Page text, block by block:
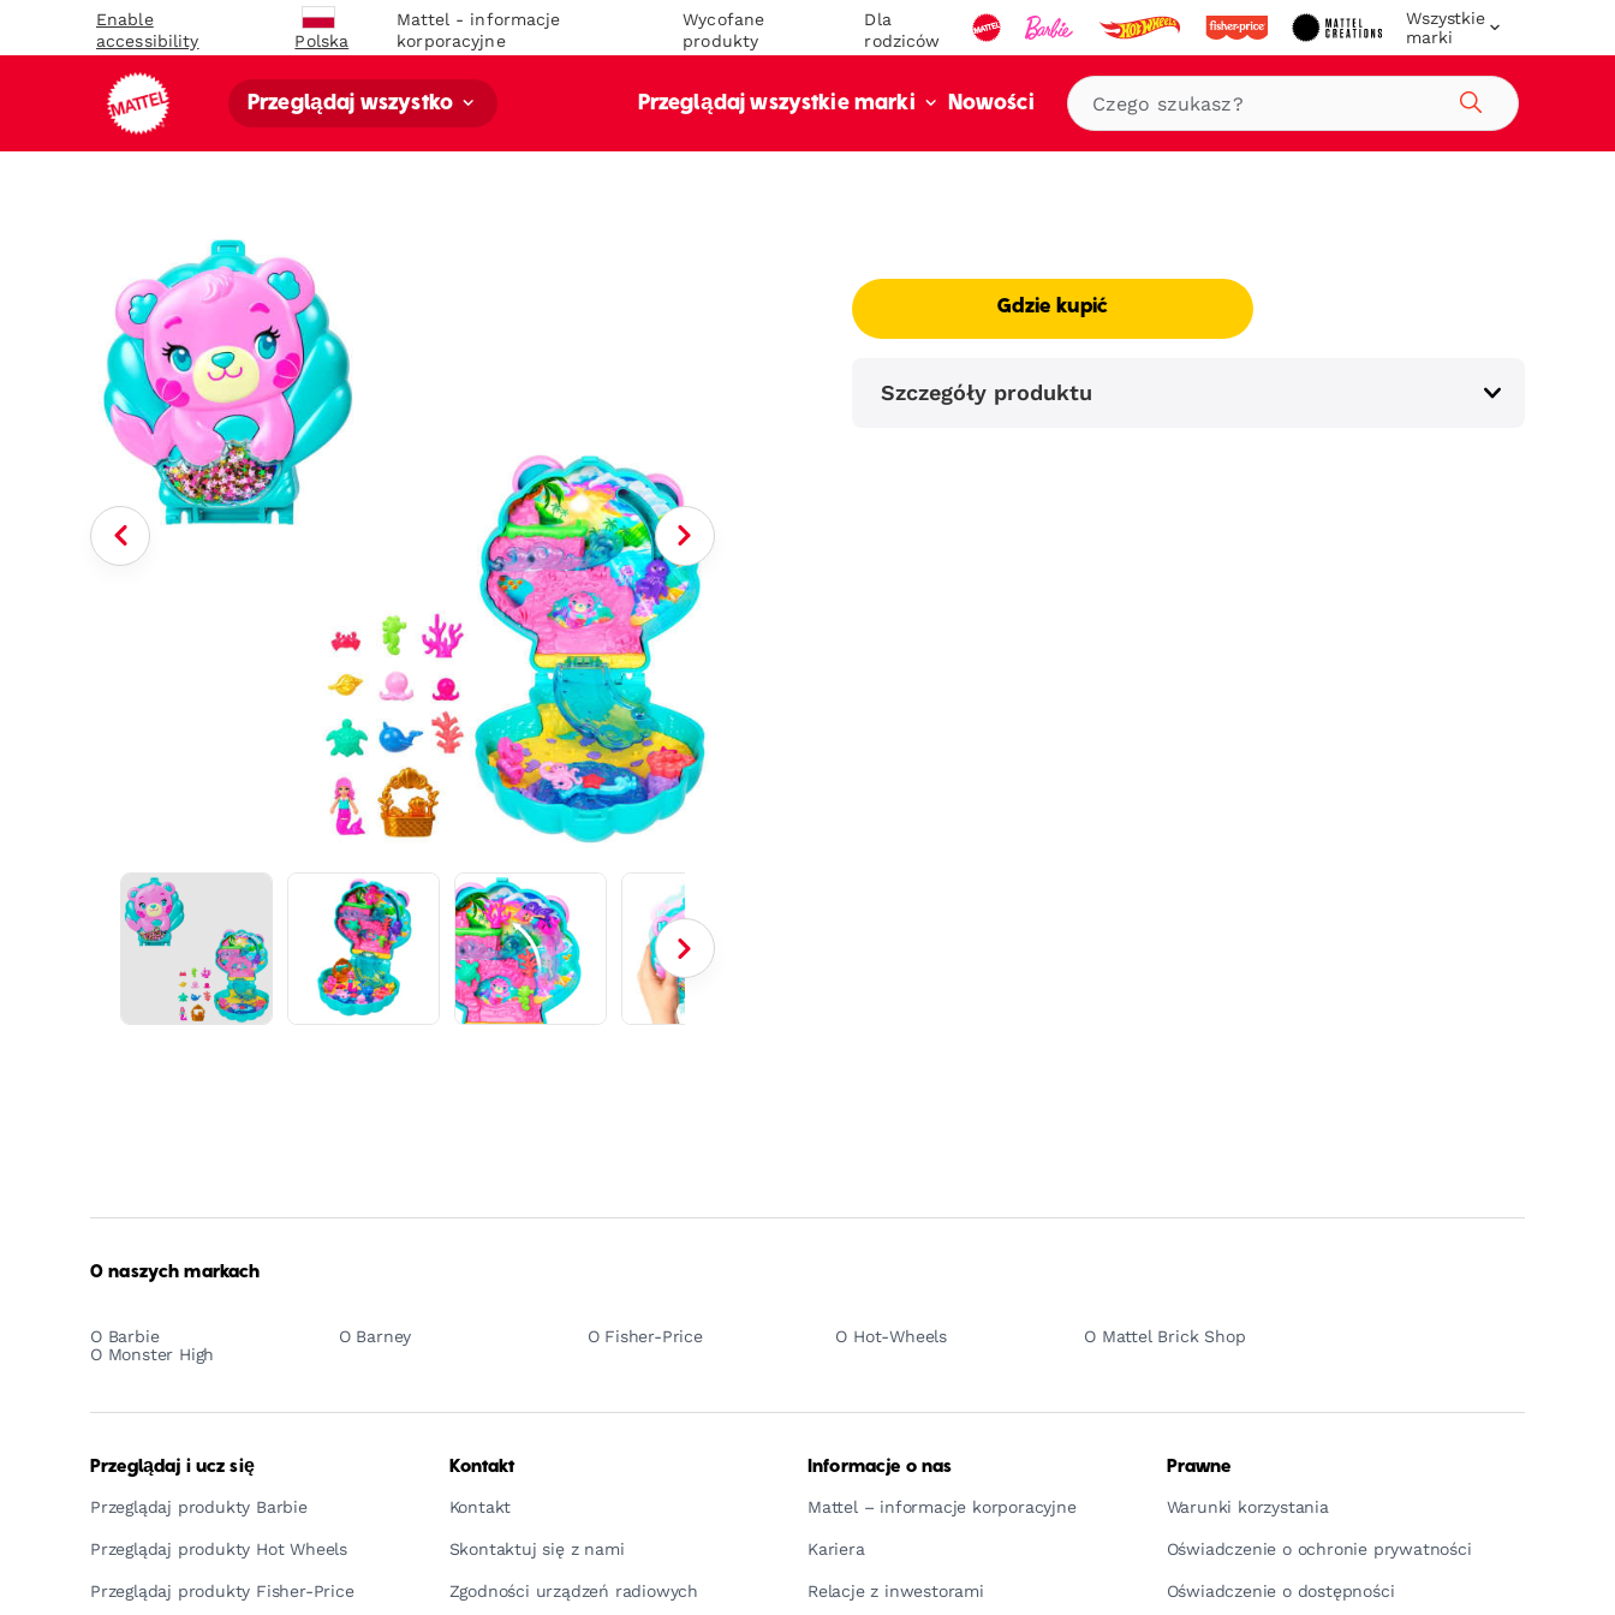
Enable
accessibility
Polska
Mattel - informacje
korporacyjne
Wycofane
produkty
Dla
rodziców
Wszystkie
marki
Przeglądaj wszystko Przeglądaj wszystkie marki Nowości
Szukaj
Gdzie kupić
Szczegóły produktu
O naszych markach
O Barbie O Barney O Fisher-Price O Hot-Wheels
O Mattel Brick Shop
O Monster High
Przeglądaj i ucz się
Przeglądaj produkty Barbie
Przeglądaj produkty Hot Wheels
Przeglądaj produkty Fisher-Price
Kontakt
Kontakt
Skontaktuj się z nami
Zgodności urządzeń radiowych
Informacje o nas
Mattel – informacje korporacyjne
Kariera
Relacje z inwestorami
Prawne
Warunki korzystania
Oświadczenie o ochronie prywatności
Oświadczenie o dostępności